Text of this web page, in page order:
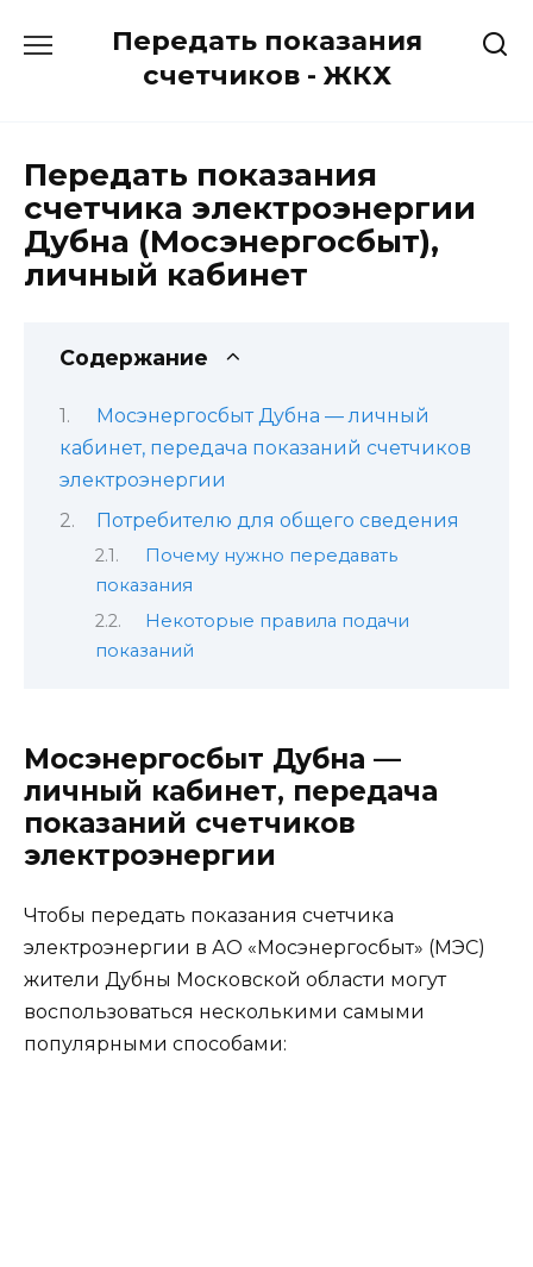
Передать показания
счетчиков - ЖКХ
Передать показания
счетчика электроэнергии
Дубна (Мосэнергосбыт),
личный кабинет
Содержание
Мосэнергосбыт Дубна — личный
кабинет, передача показаний счетчиков
электроэнергии
Потребителю для общего сведения
Почему нужно передавать
показания
Некоторые правила подачи
показаний
Мосэнергосбыт Дубна —
личный кабинет, передача
показаний счетчиков
электроэнергии
Чтобы передать показания счетчика
электроэнергии в АО «Мосэнергосбыт» (МЭС)
жители Дубны Московской области могут
воспользоваться несколькими самыми
популярными способами: